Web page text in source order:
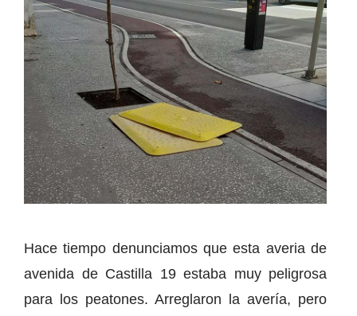
Hace tiempo denunciamos que esta averia de
avenida de Castilla 19 estaba muy peligrosa
para los peatones. Arreglaron la avería, pero